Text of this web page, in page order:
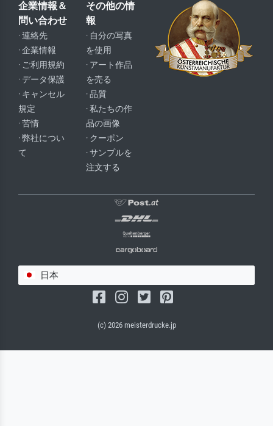
企業情報＆
問い合わせ
· 連絡先
· 企業情報
· ご利用規約
· データ保護
· キャンセル
規定
· 苦情
· 弊社につい
て
その他の情
報
· 自分の写真
を使用
· アート作品
を売る
· 品質
· 私たちの作
品の画像
· クーポン
· サンプルを
注文する
日本
(c) 2026 meisterdrucke.jp